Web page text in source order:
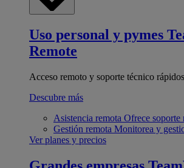
Uso personal y pymes
Remote
Acceso remoto y soporte técnico
Descubre más
Asistencia remota Ofrece soporte
Gestión remota Monitorea y
Ver planes y precios